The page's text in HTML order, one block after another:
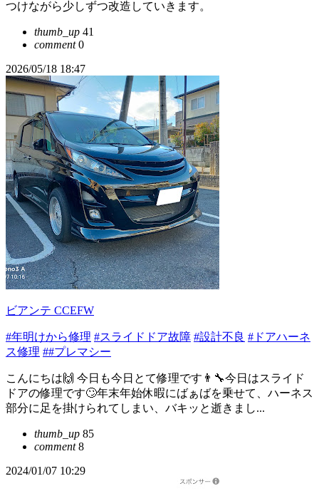
つけながら少しずつ改造していきます。
thumb_up 41
comment0
2026/05/18 18:47
ビアンテ CCEFW
#年明けから修理 #スライドドア故障 #設計不良 #ドアハーネ
ス修理 ##プレマシー
こんにちは🙌 今日も今日とて修理です👨‍🔧今日はスライド
ドアの修理です🙄年末年始休暇にばぁばを乗せて、ハーネス
部分に足を掛けられてしまい、バキッと逝きまし...
thumb_up 85
comment8
2024/01/07 10:29